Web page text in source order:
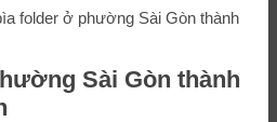
folder ở phường Sài Gòn thành
Sài Gòn thành